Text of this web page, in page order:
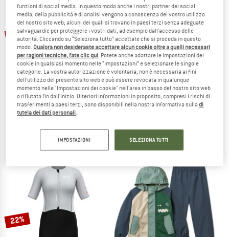
TO THE SALE
fino al 30%
CASTELLI
Tuta ciclismo intera
da 160,97 €
(0)
22%
BIORACER
Tuta ciclismo intera
248,95 €194,18 €
(0)
22%
funzioni di social media. In questo modo anche i nostri partner dei social
media, della pubblicità e di analisi vengono a conoscenza del vostro utilizzo
del nostro sito web; alcuni dei quali si trovano in paesi terzi senza adeguate
salvaguardie per proteggere i vostri dati, ad esempio dall'accesso delle
autorità. Cliccando su “Seleziona tutto” accettate che si proceda in questo
modo. Qualora non desideraste accettare alcun cookie oltre a quelli necessari
per ragioni tecniche, fate clic qui. Potete anche adattare le impostazioni dei
cookie in qualsiasi momento nelle “Impostazioni” e selezionare le singole
categorie. La vostra autorizzazione è volontaria, non è necessaria ai fini
dell'utilizzo del presente sito web e può essere revocata in qualunque
momento nelle "Impostazioni dei cookie" nell'area in basso del nostro sito web
o rifiutata fin dall'inizio. Ulteriori informazioni in proposito, compresi i rischi di
trasferimenti a paesi terzi, sono disponibili nella nostra informativa sulladi
tutela dei dati personali.
IMPOSTAZIONI SELEZIONA TUTTI